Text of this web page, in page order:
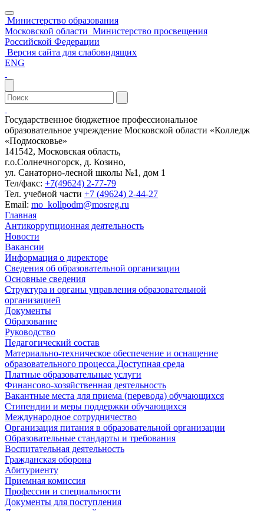
Министерство образования
Московской области Министерство просвещения
Российской Федерации
Версия сайта для слабовидящих
ENG
Государственное бюджетное профессиональное
образовательное учреждение Московской области «Колледж
«Подмосковье»
141542, Московская область,
г.о.Солнечногорск, д. Козино,
ул. Санаторно-лесной школы №1, дом 1
Тел/факс: +7(49624) 2-77-79
Тел. учебной части +7 (49624) 2-44-27
Email: mo_kollpodm@mosreg.ru
Главная
Антикоррупционная деятельность
Новости
Вакансии
Информация о директоре
Сведения об образовательной организации
Основные сведения
Структура и органы управления образовательной
организацией
Документы
Образование
Руководство
Педагогический состав
Материально-техническое обеспечение и оснащение
образовательного процесса.Доступная среда
Платные образовательные услуги
Финансово-хозяйственная деятельность
Вакантные места для приема (перевода) обучающихся
Стипендии и меры поддержки обучающихся
Международное сотрудничество
Организация питания в образовательной организации
Образовательные стандарты и требования
Воспитательная деятельность
Гражданская оборона
Абитуриенту
Приемная комиссия
Профессии и специальности
Документы для поступления